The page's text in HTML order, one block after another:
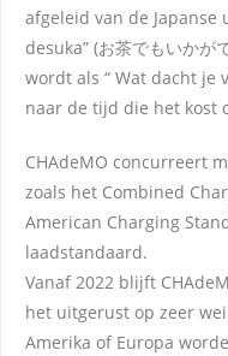
afgeleid van de Japanse
desuka” (お茶でもいか
wordt als “ Wat dacht je
naar de tijd die het kost
CHAdeMO concurreert
zoals het Combined
American Charging
laadstandaard.
Vanaf 2022 blijft
het uitgerust op zeer
Amerika of Europa